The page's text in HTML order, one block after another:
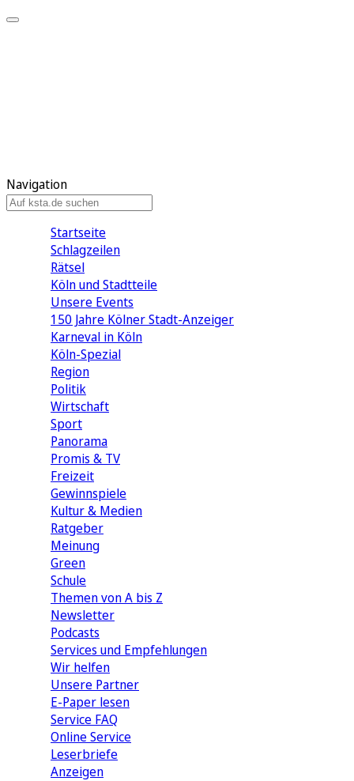
Navigation
Startseite
Schlagzeilen
Rätsel
Köln und Stadtteile
Unsere Events
150 Jahre Kölner Stadt-Anzeiger
Karneval in Köln
Köln-Spezial
Region
Politik
Wirtschaft
Sport
Panorama
Promis & TV
Freizeit
Gewinnspiele
Kultur & Medien
Ratgeber
Meinung
Green
Schule
Themen von A bis Z
Newsletter
Podcasts
Services und Empfehlungen
Wir helfen
Unsere Partner
E-Paper lesen
Service FAQ
Online Service
Leserbriefe
Anzeigen